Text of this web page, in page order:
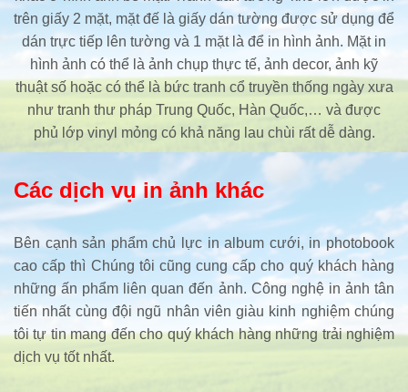
trên giấy 2 mặt, mặt đế là giấy dán tường được sử dụng để
dán trực tiếp lên tường và 1 mặt là để in hình ảnh. Mặt in
hình ảnh có thể là ảnh chụp thực tế, ảnh decor, ảnh kỹ
thuật số hoặc có thể là bức tranh cổ truyền thống ngày xưa
như tranh thư pháp Trung Quốc, Hàn Quốc,… và được
phủ lớp vinyl mỏng có khả năng lau chùi rất dễ dàng.
Các dịch vụ in ảnh khác
Bên cạnh sản phẩm chủ lực in album cưới, in photobook
cao cấp thì Chúng tôi cũng cung cấp cho quý khách hàng
những ấn phẩm liên quan đến ảnh. Công nghệ in ảnh tân
tiến nhất cùng đội ngũ nhân viên giàu kinh nghiệm chúng
tôi tự tin mang đến cho quý khách hàng những trải nghiệm
dịch vụ tốt nhất.